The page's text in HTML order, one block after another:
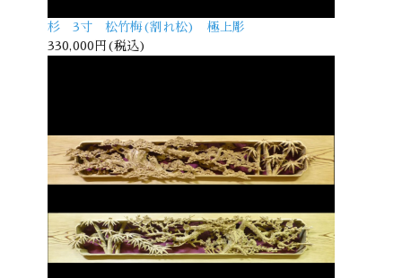
杉 3寸 松竹梅(割れ松) 極上彫
330,000円(税込)